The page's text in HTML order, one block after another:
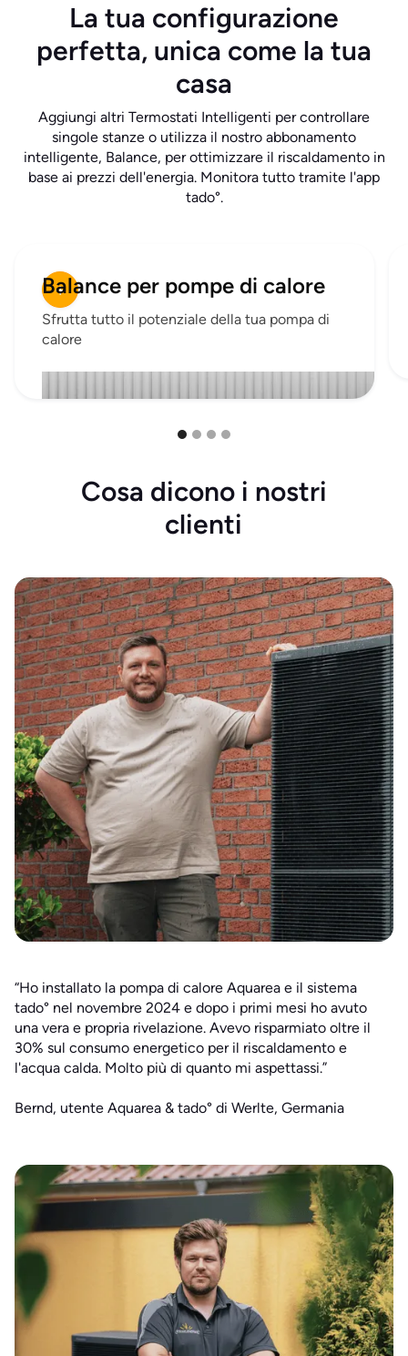
La tua configurazione
perfetta, unica come la tua
casa
Aggiungi altri Termostati Intelligenti per controllare
singole stanze o utilizza il nostro abbonamento
intelligente, Balance, per ottimizzare il riscaldamento in
base ai prezzi dell'energia. Monitora tutto tramite l'app
tado°.
Balance per pompe di calore
Sfrutta tutto il potenziale della tua pompa di
calore
+
Cosa dicono i nostri
clienti
“Ho installato la pompa di calore Aquarea e il sistema
tado° nel novembre 2024 e dopo i primi mesi ho avuto
una vera e propria rivelazione. Avevo risparmiato oltre il
30% sul consumo energetico per il riscaldamento e
l'acqua calda. Molto più di quanto mi aspettassi.”
Bernd, utente Aquarea & tado° di Werlte, Germania